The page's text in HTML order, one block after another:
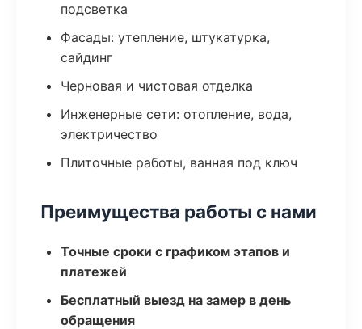
подсветка
Фасады: утепление, штукатурка,
сайдинг
Черновая и чистовая отделка
Инженерные сети: отопление, вода,
электричество
Плиточные работы, ванная под ключ
Преимущества работы с нами
Точные сроки с графиком этапов и
платежей
Бесплатный выезд на замер в день
обращения